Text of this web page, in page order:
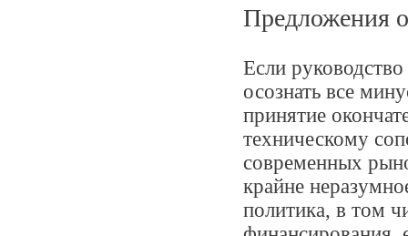
Предложения
Если
осознать все
принятие
техническому
современных
крайне
политика, в том